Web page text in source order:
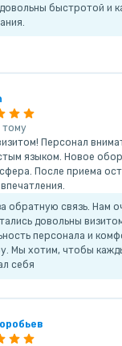
быстротой и
тому
Персонал
языком. Новое
После приема
обратную связь. Нам
довольны
персонала и
Мы хотим, чтобы
себя